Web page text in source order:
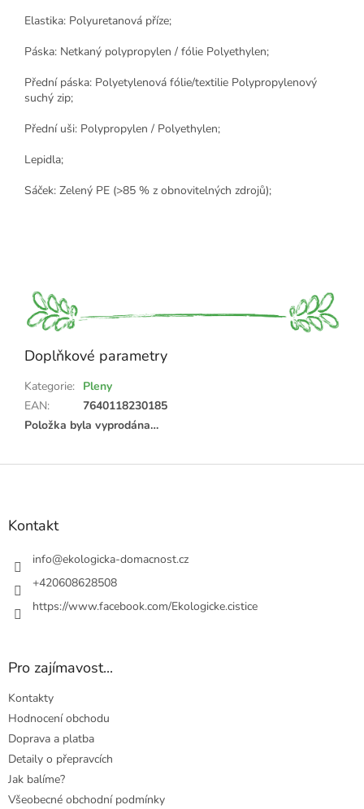
Elastika: Polyuretanová příze;
Páska: Netkaný polypropylen / fólie Polyethylen;
Přední páska: Polyetylenová fólie/textilie Polypropylenový
suchý zip;
Přední uši: Polypropylen / Polyethylen;
Lepidla;
Sáček: Zelený PE (>85 % z obnovitelných zdrojů);
Doplňkové parametry
Kategorie: Pleny
EAN:
7640118230185
Položka byla vyprodána…
Z
Kontakt
info@ekologicka-domacnost.cz
+420608628508
https://www.facebook.com/Ekologicke.cistice
Pro zajímavost...
Kontakty
Hodnocení obchodu
Doprava a platba
Detaily o přepravcích
Jak balíme?
Všeobecné obchodní podmínky